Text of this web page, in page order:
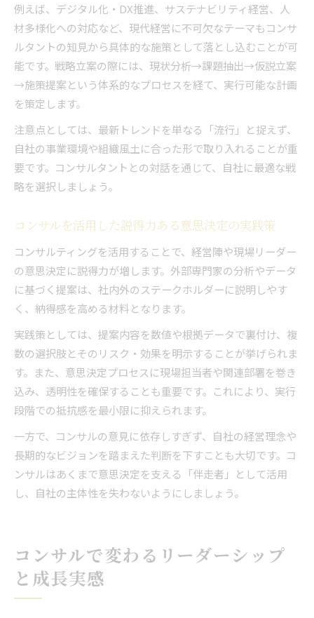
例えば、デジタル化・DX推進、サステナビリティ経営、人
材多様化への対応など、現代経営に不可欠なテーマもコンサ
ルタントの知見から具体的な施策として落とし込むことが可
能です。戦略立案の際には、現状分析→課題抽出→仮説立案
→施策提案という体系的なプロセスを経て、実行可能な計画
を策定します。
注意点としては、最新トレンドを単なる「流行」と捉えず、
自社の事業環境や組織風土に合った形で取り入れることが重
要です。コンサルタントとの対話を通じて、自社に最適な戦
略を選択しましょう。
コンサルを活用した説得力ある意思決定の実践策
コンサルティングを活用することで、経営陣や現場リーダー
の意思決定に説得力が増します。外部専門家の分析やデータ
に基づく提案は、社内外のステークホルダーに説明しやす
く、納得感を高める材料となります。
実践策としては、提案内容を数値や根拠データで裏付け、複
数の選択肢とそのリスク・効果を明示することが挙げられま
す。また、意思決定プロセスに現場担当者や関連部署を巻き
込み、透明性を確保することも重要です。これにより、実行
段階での抵抗感を最小限に抑えられます。
一方で、コンサルの意見に依存しすぎず、自社の経営理念や
長期的なビジョンを踏まえた判断を下すことも大切です。コ
ンサルはあくまで意思決定を支える「伴走者」として活用
し、自社の主体性を失わないようにしましょう。
コンサルで変わるリーダーシップ
と成長実感